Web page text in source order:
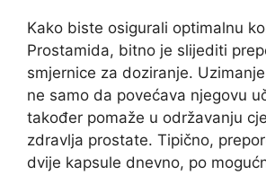
Kako biste osigurali optimalnu
Prostamida, bitno je slijediti
smjernice za doziranje.
ne samo da povećava njegovu
također pomaže u održavanju
zdravlja prostate. Tipično,
dvije kapsule dnevno, po